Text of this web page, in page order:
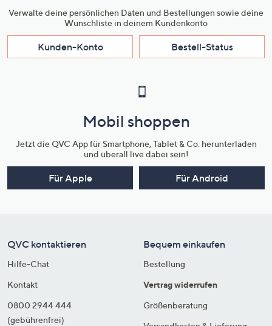
Verwalte deine persönlichen Daten und Bestellungen sowie deine
Wunschliste in deinem Kundenkonto
Kunden-Konto Bestell-Status
Mobil shoppen
Jetzt die QVC App für Smartphone, Tablet & Co. herunterladen
und überall live dabei sein!
Für Apple Für Android
QVC kontaktieren
Hilfe-Chat
Kontakt
0800 2944 444
(gebührenfrei)
Bequem einkaufen
Bestellung
Vertrag widerrufen
Größenberatung